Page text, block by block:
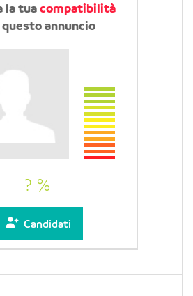
la tua compatibilità
questo annuncio
? %
Candidati